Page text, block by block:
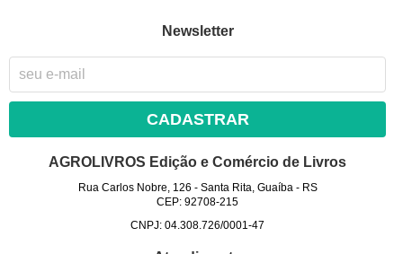
Newsletter
CADASTRAR
AGROLIVROS Edição e Comércio de Livros
Rua Carlos Nobre, 126 - Santa Rita, Guaíba- RS
CEP: 92708-215
CNPJ: 04.308.726/0001-47